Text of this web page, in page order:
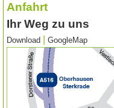
Anfahrt
Ihr Weg zu uns
Download GoogleMap